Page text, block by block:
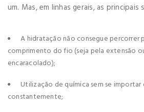
um. Mas, em linhas gerais, as principais
A hidratação não consegue
comprimento do fio (seja pela extensão
encaracolado);
Utilização de química sem se importar
constantemente;